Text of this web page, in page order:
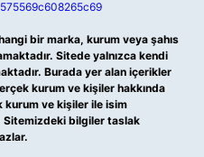
bir marka, kurum veya şahıs
Sitede yalnızca kendi
Burada yer alan içerikler
kurum ve kişiler hakkında
kurum ve kişiler ile isim
bilgiler taslak